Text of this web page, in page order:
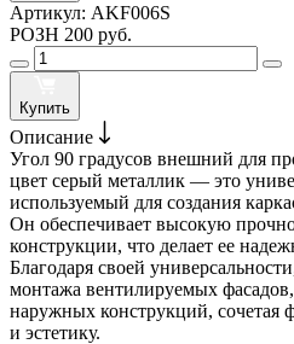
Артикул: AKF006S
РОЗН 200 руб.
Купить
Описание
Угол 90 градусов внешний для
цвет серый металлик — это
используемый для создания
Он обеспечивает высокую
конструкции, что делает ее
Благодаря своей
монтажа вентилируемых
наружных конструкций, сочетая
и эстетику.